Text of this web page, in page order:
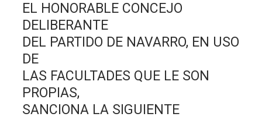
EL HONORABLE CONCEJO
DELIBERANTE
DEL PARTIDO DE NAVARRO, EN USO
DE
LAS FACULTADES QUE LE SON
PROPIAS,
SANCIONA LA SIGUIENTE